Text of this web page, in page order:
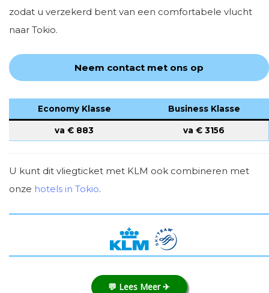
zodat u verzekerd bent van een comfortabele vlucht
naar Tokio.
Neem contact met ons op
Economy Klasse Business Klasse
va € 883 va € 3156
U kunt dit vliegticket met KLM ook combineren met
onze hotels in Tokio.
💬 Lees Meer ✈